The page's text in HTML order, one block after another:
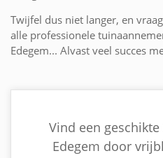
Twijfel dus niet langer, en
alle professionele
Edegem... Alvast veel succes
Vind een
Edegem door